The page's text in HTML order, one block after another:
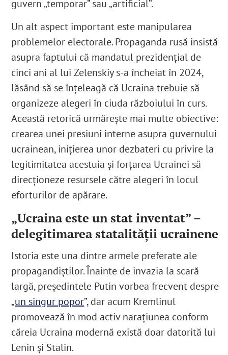
guvern „temporar” sau „artificial”.
Un alt aspect important este manipularea
problemelor electorale. Propaganda rusă insistă
asupra faptului că mandatul prezidențial de
cinci ani al lui Zelenskiy s-a încheiat în 2024,
lăsând să se înțeleagă că Ucraina trebuie să
organizeze alegeri în ciuda războiului în curs.
Această retorică urmărește mai multe obiective:
crearea unei presiuni interne asupra guvernului
ucrainean, inițierea unor dezbateri cu privire la
legitimitatea acestuia și forțarea Ucrainei să
direcționeze resursele către alegeri în locul
eforturilor de apărare.
„Ucraina este un stat inventat” –
delegitimarea statalității ucrainene
Istoria este una dintre armele preferate ale
propagandiștilor. Înainte de invazia la scară
largă, președintele Putin vorbea frecvent despre
„un singur popor”, dar acum Kremlinul
promovează în mod activ narațiunea conform
căreia Ucraina modernă există doar datorită lui
Lenin și Stalin.